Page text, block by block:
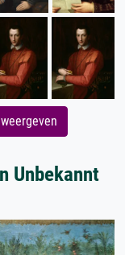
Unbekannt